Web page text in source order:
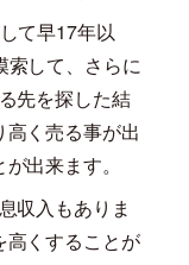
て早17年以
索して、さらに
先を探した結
く売る事が出
出来ます。
収入もありま
高くすることが